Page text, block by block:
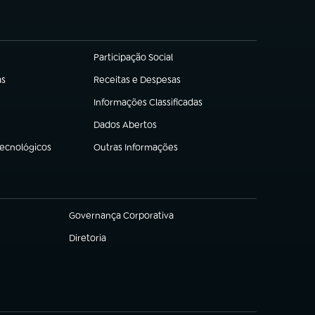
Participação Social
(abre em nova aba)
Receitas e Despesas
(abre em nova aba)
Informações Classificadas
(abre em nova aba)
Dados Abertos
(abre em nova aba)
Outras Informações
(abre em nova aba)
Governança Corporativa
(abre em nova aba)
Diretoria
(abre em nova aba)